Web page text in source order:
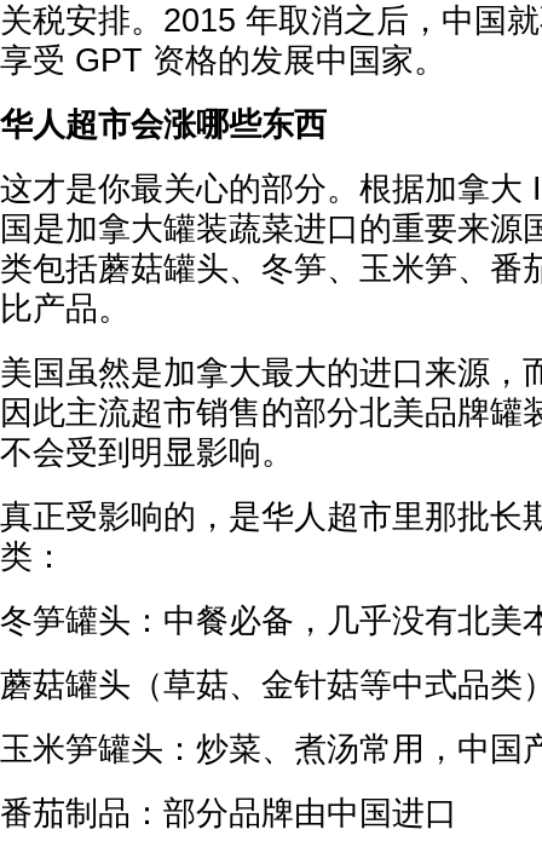
关税安排。2015 年取消之后，中国
享受 GPT 资格的发展中国家。
华人超市会涨哪些东西
这才是你最关心的部分。根据加拿大
国是加拿大罐装蔬菜进口的重要来源
类包括蘑菇罐头、冬笋、玉米笋、番
比产品。
美国虽然是加拿大最大的进口来源，
因此主流超市销售的部分北美品牌罐
不会受到明显影响。
真正受影响的，是华人超市里那批长
类：
冬笋罐头：中餐必备，几乎没有北美
蘑菇罐头（草菇、金针菇等中式品类
玉米笋罐头：炒菜、煮汤常用，中国
番茄制品：部分品牌由中国进口